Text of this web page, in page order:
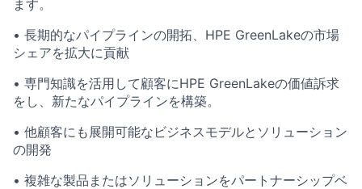
ます。
• 長期的なパイプラインの開拓、HPE GreenLakeの市場
シェアを拡大に貢献
• 専門知識を活用して顧客にHPE GreenLakeの価値訴求
をし、新たなパイプラインを構築。
• 他顧客にも展開可能なビジネスモデルとソリューション
の開発
• 複雑な製品またはソリューションをパートナーシップベ